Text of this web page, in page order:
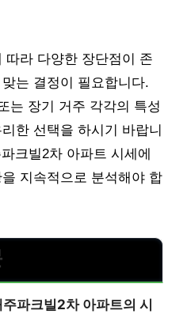
따라 다양한 장단점이 존
는 결정이 필요합니다.
는 장기 거주 각각의 특성
한 선택을 하시기 바랍니
크빌2차 아파트 시세에
지속적으로 분석해야 합
파크빌2차 아파트의 시